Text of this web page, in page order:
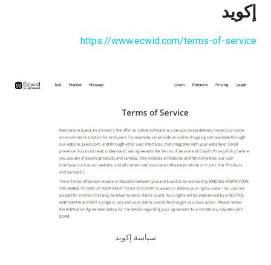
إكويد
https://www.ecwid.com/terms-of-service
سياسة إكويد